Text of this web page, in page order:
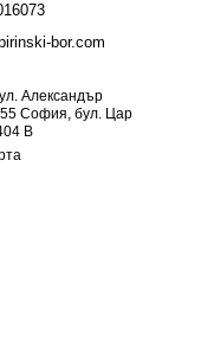
bor.com
Александър
Цар
В